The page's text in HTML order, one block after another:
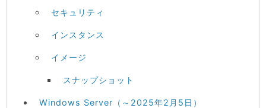
セキュリティ
インスタンス
イメージ
スナップショット
Windows Server（～2025年2月5日）